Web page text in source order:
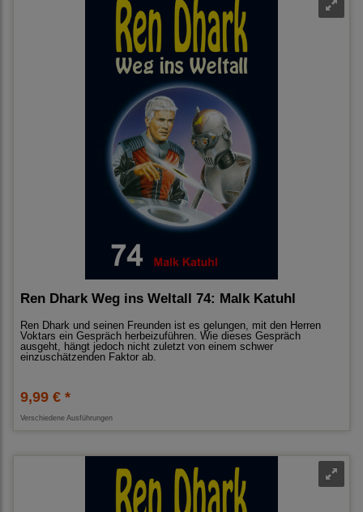
Ren Dhark Weg ins Weltall 74: Malk Katuhl
Ren Dhark und seinen Freunden ist es gelungen, mit den Herren
Voktars ein Gespräch herbeizuführen. Wie dieses Gespräch
ausgeht, hängt jedoch nicht zuletzt von einem schwer
einzuschätzenden Faktor ab.
9,99 € *
Verschiedene Ausführungen